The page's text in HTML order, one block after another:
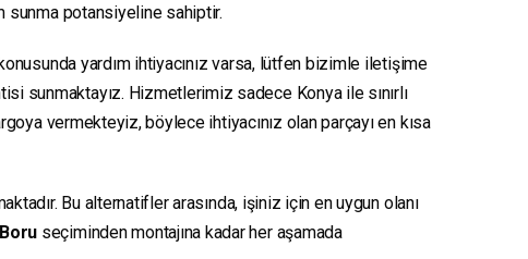
sunma potansiyeline sahiptir.
yardım ihtiyacınız varsa, lütfen bizimle iletişime
sunmaktayız. Hizmetlerimiz sadece Konya ile sınırlı
vermekteyiz, böylece ihtiyacınız olan parçayı en kısa
Bu alternatifler arasında, işiniz için en uygun olanı
Boru seçiminden montajına kadar her aşamada